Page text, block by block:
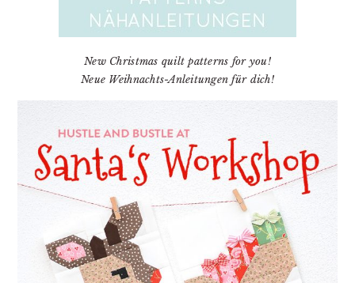
New Christmas quilt patterns for you!
Neue Weihnachts-Anleitungen für dich!